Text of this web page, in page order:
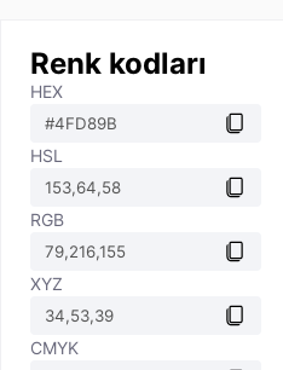
Renk kodları
HEX
HSL
RGB
XYZ
CMYK